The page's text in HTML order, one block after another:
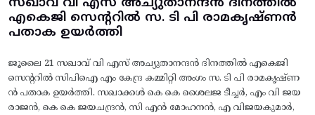
സഖാവ് വി എസ് അച്യുതാനന്ദൻ ദിനത്തിൽ
എകെജി സെന്ററിൽ സ. ടി പി രാമകൃഷ്‌ണൻ
പതാക ഉയർത്തി
ജൂലൈ 21 സഖാവ് വി എസ് അച്യുതാനന്ദൻ ദിനത്തിൽ എകെജി
സെന്ററിൽ സിപിഐ എം കേന്ദ്ര കമ്മിറ്റി അംഗം സ. ടി പി രാമകൃഷ്‌ണ
ൻ പതാക ഉയർത്തി. സഖാക്കൾ കെ കെ ശൈലജ ടീച്ചർ, എം വി ജയ
രാജൻ, കെ കെ ജയചന്ദ്രൻ, സി എൻ മോഹനൻ, എ വിജയകുമാർ,